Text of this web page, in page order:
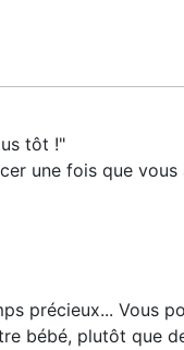
tôt !"
une fois que vous
précieux... Vous
bébé, plutôt que